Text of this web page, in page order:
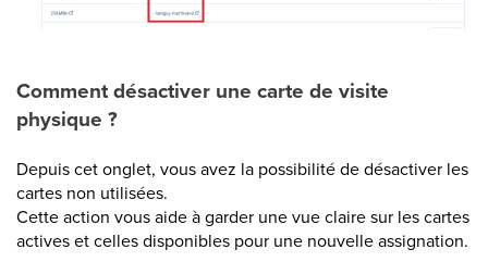
Comment désactiver une carte de visite
physique ?
Depuis cet onglet, vous avez la possibilité de désactiver les
cartes non utilisées.
Cette action vous aide à garder une vue claire sur les cartes
actives et celles disponibles pour une nouvelle assignation.